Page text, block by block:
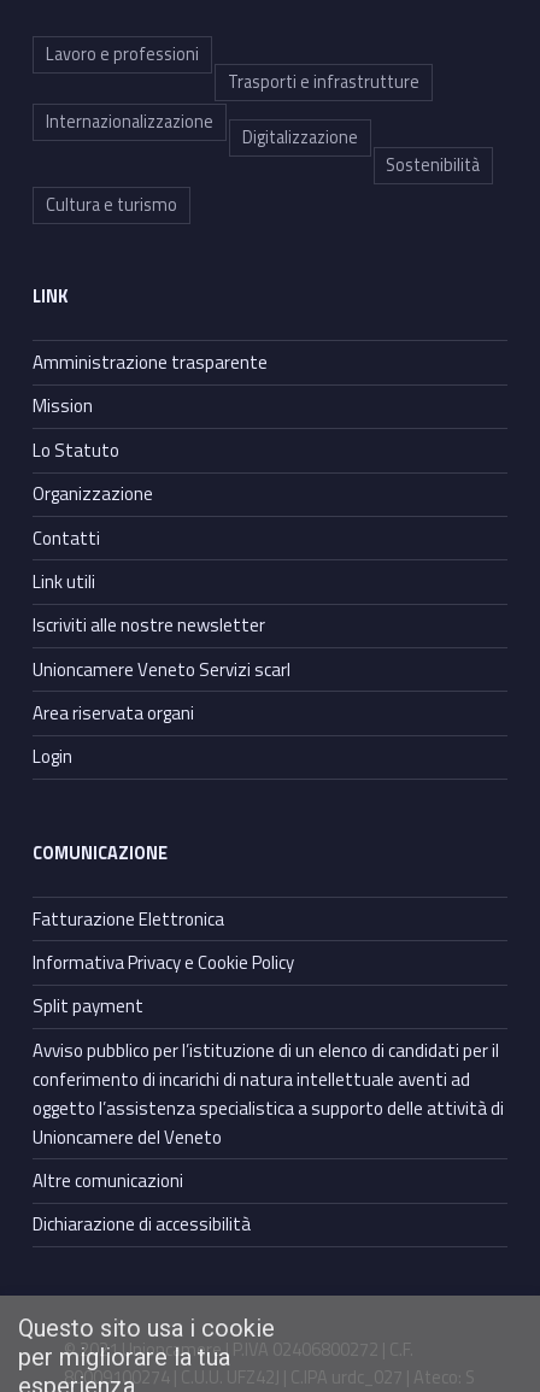
Lavoro e professioni
Trasporti e infrastrutture
Internazionalizzazione
Digitalizzazione
Sostenibilità
Cultura e turismo
LINK
Amministrazione trasparente
Mission
Lo Statuto
Organizzazione
Contatti
Link utili
Iscriviti alle nostre newsletter
Unioncamere Veneto Servizi scarl
Area riservata organi
Login
COMUNICAZIONE
Fatturazione Elettronica
Informativa Privacy e Cookie Policy
Split payment
Avviso pubblico per l’istituzione di un elenco di candidati per il
conferimento di incarichi di natura intellettuale aventi ad
oggetto l’assistenza specialistica a supporto delle attività di
Unioncamere del Veneto
Altre comunicazioni
Dichiarazione di accessibilità
© 2021 Unioncamere | P.IVA 02406800272 | C.F.
80009100274 | C.U.U. UFZ42J | C.IPA urdc_027 | Ateco: S
Questo sito usa i cookie
per migliorare la tua
esperienza